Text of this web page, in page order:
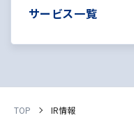
サービス一覧
TOP IR情報